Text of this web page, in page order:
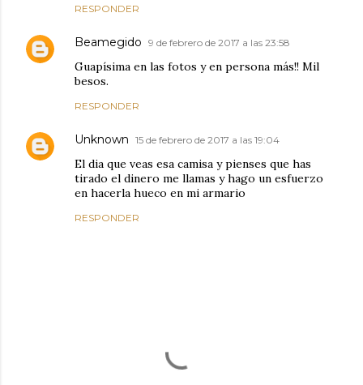
RESPONDER
Beamegido 9 de febrero de 2017 a las 23:58
Guapísima en las fotos y en persona más!! Mil
besos.
RESPONDER
Unknown 15 de febrero de 2017 a las 19:04
El dia que veas esa camisa y pienses que has
tirado el dinero me llamas y hago un esfuerzo
en hacerla hueco en mi armario
RESPONDER